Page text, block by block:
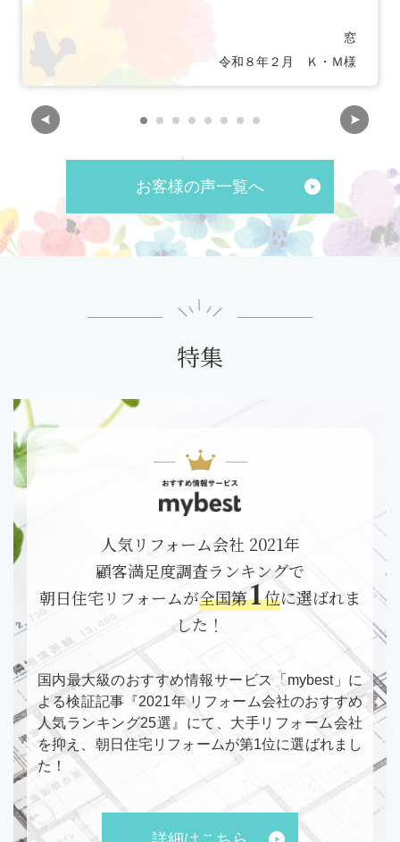
窓
令和８年２月 Ｋ・Ｍ様
お客様の声一覧へ
特集
人気リフォーム会社 2021年
顧客満足度調査ランキングで
朝日住宅リフォームが全国第1位に選ばれま
した！
国内最大級のおすすめ情報サービス「mybest」に
よる検証記事『2021年 リフォーム会社のおすすめ
人気ランキング25選』にて、大手リフォーム会社
を抑え、朝日住宅リフォームが第1位に選ばれまし
た！